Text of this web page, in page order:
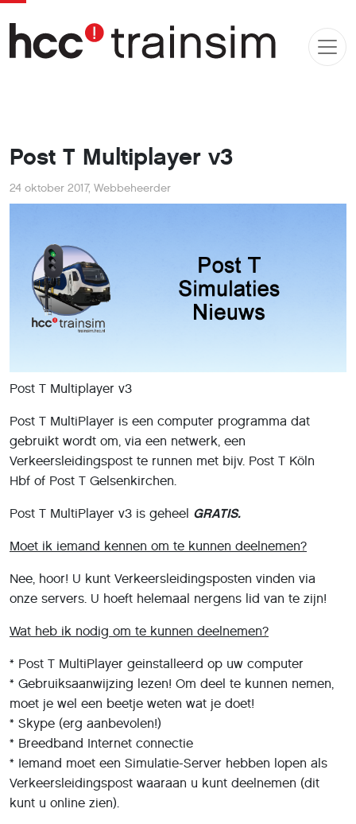
Post T Multiplayer v3
24 oktober 2017, Webbeheerder
Post T Multiplayer v3
Post T MultiPlayer is een computer programma dat
gebruikt wordt om, via een netwerk, een
Verkeersleidingspost te runnen met bijv. Post T Köln
Hbf of Post T Gelsenkirchen.
Post T MultiPlayer v3 is geheel GRATIS.
Moet ik iemand kennen om te kunnen deelnemen?
Nee, hoor! U kunt Verkeersleidingsposten vinden via
onze servers. U hoeft helemaal nergens lid van te zijn!
Wat heb ik nodig om te kunnen deelnemen?
* Post T MultiPlayer geinstalleerd op uw computer
* Gebruiksaanwijzing lezen! Om deel te kunnen nemen,
moet je wel een beetje weten wat je doet!
* Skype (erg aanbevolen!)
* Breedband Internet connectie
* Iemand moet een Simulatie-Server hebben lopen als
Verkeersleidingspost waaraan u kunt deelnemen (dit
kunt u online zien).